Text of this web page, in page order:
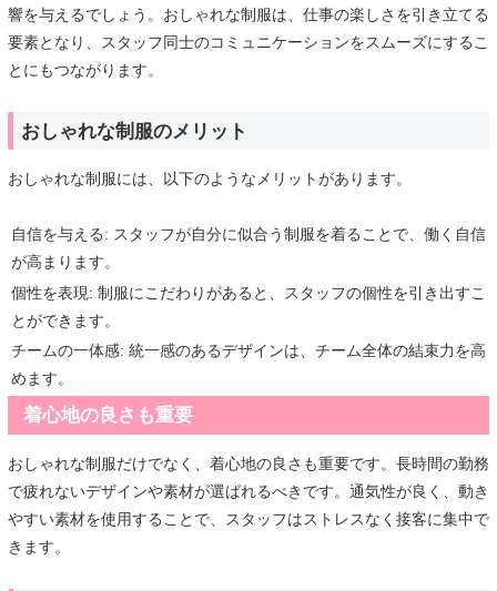
響を与えるでしょう。おしゃれな制服は、仕事の楽しさを引き立てる
要素となり、スタッフ同士のコミュニケーションをスムーズにするこ
とにもつながります。
おしゃれな制服のメリット
おしゃれな制服には、以下のようなメリットがあります。
自信を与える: スタッフが自分に似合う制服を着ることで、働く自信
が高まります。
個性を表現: 制服にこだわりがあると、スタッフの個性を引き出すこ
とができます。
チームの一体感: 統一感のあるデザインは、チーム全体の結束力を高
めます。
着心地の良さも重要
おしゃれな制服だけでなく、着心地の良さも重要です。長時間の勤務
で疲れないデザインや素材が選ばれるべきです。通気性が良く、動き
やすい素材を使用することで、スタッフはストレスなく接客に集中で
きます。